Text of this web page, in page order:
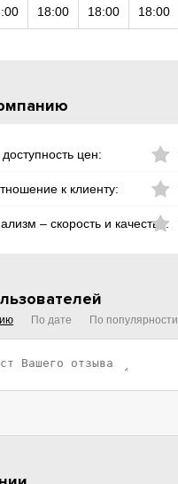
18:00 18:00 18:00
цен:
к клиенту:
– скорость и качество:
По дате По популярности